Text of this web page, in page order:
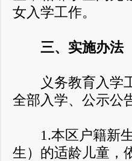
女入学工作。
三、实施办法
义务教育入学工
全部入学、公示公
1.本区户籍新生
生）的适龄儿童，